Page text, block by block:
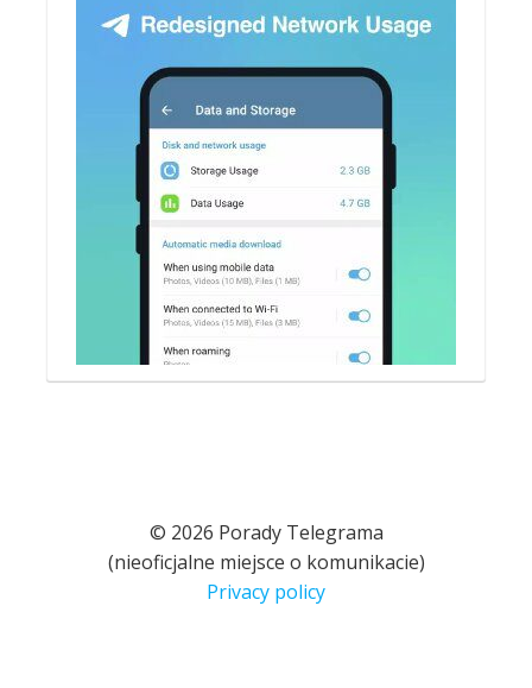
© 2026 Porady Telegrama
(nieoficjalne miejsce o komunikacie)
Privacy policy